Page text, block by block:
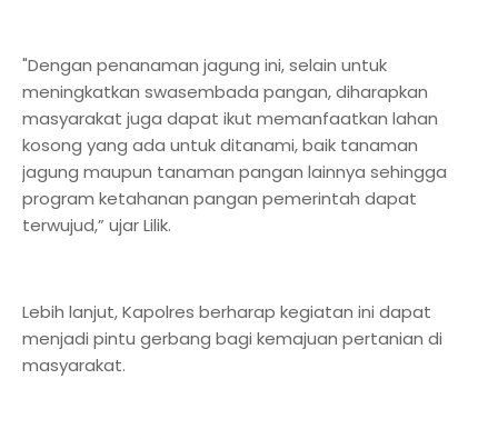
"Dengan penanaman jagung ini, selain untuk
meningkatkan swasembada pangan, diharapkan
masyarakat juga dapat ikut memanfaatkan lahan
kosong yang ada untuk ditanami, baik tanaman
jagung maupun tanaman pangan lainnya sehingga
program ketahanan pangan pemerintah dapat
terwujud,” ujar Lilik.
Lebih lanjut, Kapolres berharap kegiatan ini dapat
menjadi pintu gerbang bagi kemajuan pertanian di
masyarakat.